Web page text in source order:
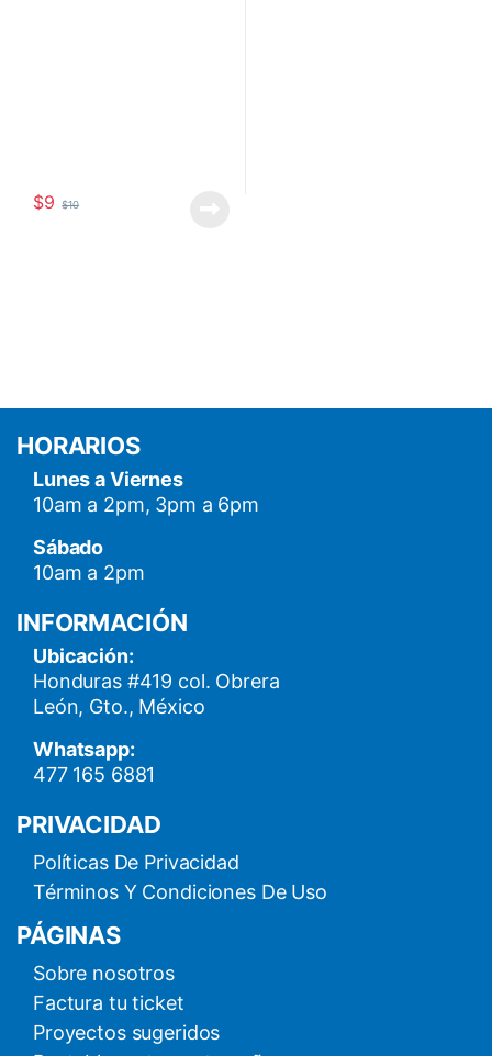
$9 $10
HORARIOS
Lunes a Viernes
10am a 2pm, 3pm a 6pm
Sábado
10am a 2pm
INFORMACIÓN
Ubicación:
Honduras #419 col. Obrera
León, Gto., México
Whatsapp:
477 165 6881
PRIVACIDAD
Políticas De Privacidad
Términos Y Condiciones De Uso
PÁGINAS
Sobre nosotros
Factura tu ticket
Proyectos sugeridos